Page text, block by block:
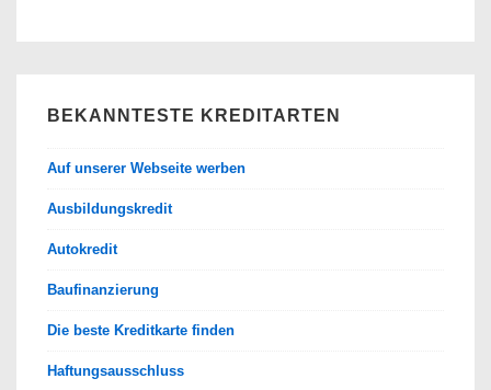
BEKANNTESTE KREDITARTEN
Auf unserer Webseite werben
Ausbildungskredit
Autokredit
Baufinanzierung
Die beste Kreditkarte finden
Haftungsausschluss